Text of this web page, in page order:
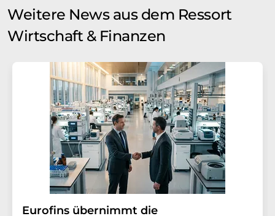
Weitere News aus dem Ressort
Wirtschaft & Finanzen
Eurofins übernimmt die